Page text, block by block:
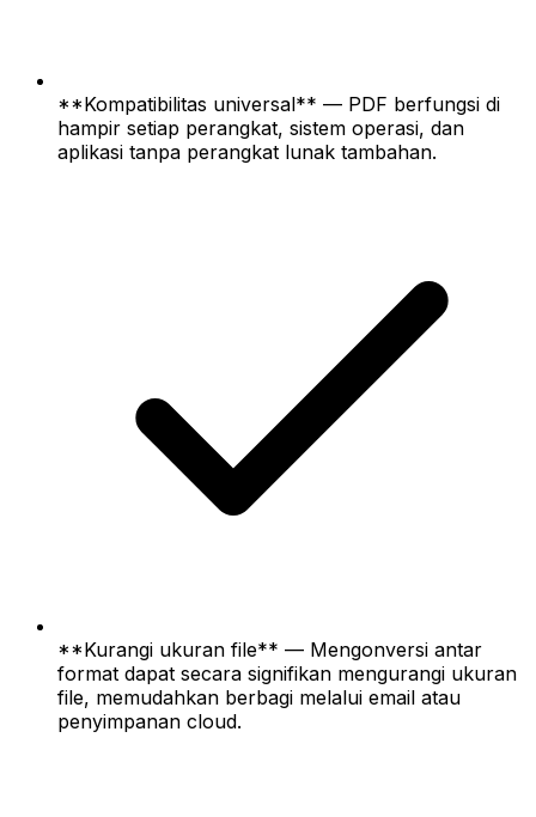
**Kompatibilitas universal** — PDF berfungsi di
hampir setiap perangkat, sistem operasi, dan
aplikasi tanpa perangkat lunak tambahan.
**Kurangi ukuran file** — Mengonversi antar
format dapat secara signifikan mengurangi ukuran
file, memudahkan berbagi melalui email atau
penyimpanan cloud.